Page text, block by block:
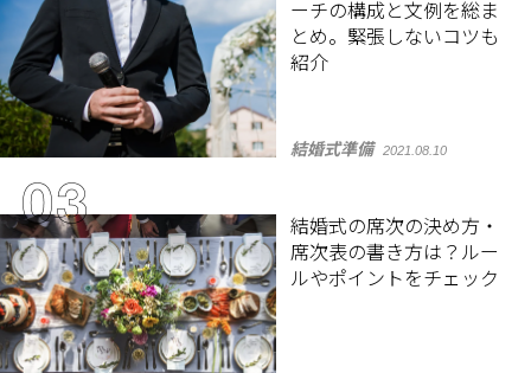
ーチの構成と文例を総ま
とめ。緊張しないコツも
紹介
結婚式準備 2021.08.10
結婚式の席次の決め方・
席次表の書き方は？ルー
ルやポイントをチェック